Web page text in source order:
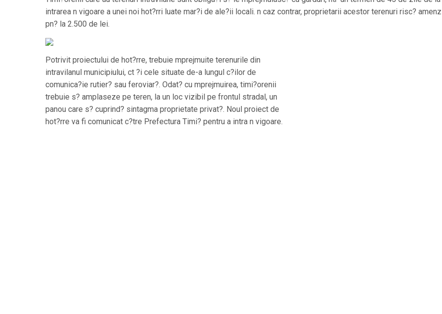
intrarea n vigoare a unei noi hot?rri luate mar?i de ale?ii locali. n caz contrar, proprietarii acestor terenuri risc?
pn? la 2.500 de lei.
Potrivit proiectului de hot?rre, trebuie mprejmuite terenurile din
intravilanul municipiului, ct ?i cele situate de-a lungul c?ilor de
comunica?ie rutier? sau feroviar?. Odat? cu mprejmuirea, timi?orenii
trebuie s? amplaseze pe teren, la un loc vizibil pe frontul stradal, un
panou care s? cuprind? sintagma proprietate privat?. Noul proiect de
hot?rre va fi comunicat c?tre Prefectura Timi? pentru a intra n vigoare.